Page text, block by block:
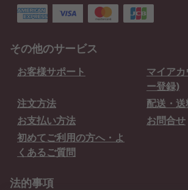
その他のサービス
お客様サポート
マイア
ー登録)
注文方法
配送・送
お支払い方法
お問合せ
初めてご利用の方へ・よ
くあるご質問
法的事項